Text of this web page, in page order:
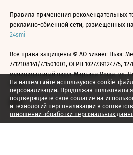
На нашем сайте используются cookie-
персонализации. Продолжая
подтверждаете свое согласие на
и технологий персонализации в
отношении обработки персональных
Правила применения рекомендательных
рекламно-обменной сети, размещенных
24smi
Все права защищены © АО Бизнес Ньюс
7712108141/771501001, ОГРН 1027739124775,
муниципальный округ Марьина Роща, ул.
2026